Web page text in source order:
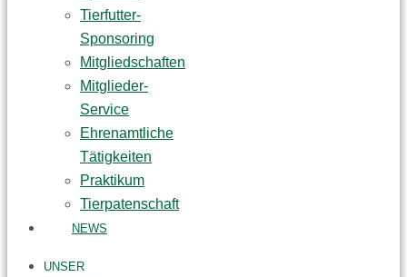
Tierfutter-
Sponsoring
Mitgliedschaften
Mitglieder-
Service
Ehrenamtliche
Tätigkeiten
Praktikum
Tierpatenschaft
NEWS
UNSER